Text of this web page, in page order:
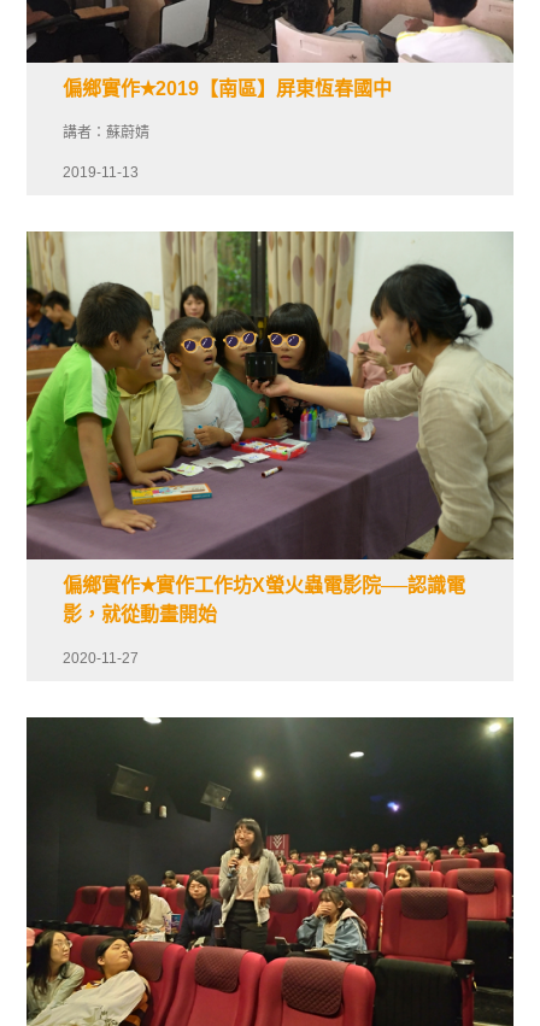
偏鄉實作✭2019【南區】屏東恆春國中
講者：蘇蔚婧
2019-11-13
偏鄉實作✭實作工作坊X螢火蟲電影院──認識電
影，就從動畫開始
2020-11-27